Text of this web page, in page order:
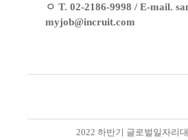
ㅇ T. 02-2186-9998 / E-mail.
myjob@incruit.com
2022 하반기 글로벌일자리